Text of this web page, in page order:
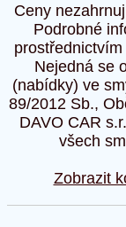
Ceny
Podrobné
Nejedná se
(nabídky) ve
89/2012 Sb.,
DAVO CAR
všech
Zobrazit